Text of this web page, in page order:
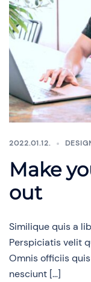
2022.01.12.
Make
out
Similique quis a
Perspiciatis velit
Omnis officiis
nesciunt […]